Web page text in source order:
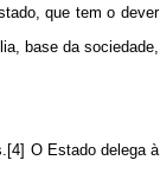
que tem o dever
base da sociedade,
O Estado delega à